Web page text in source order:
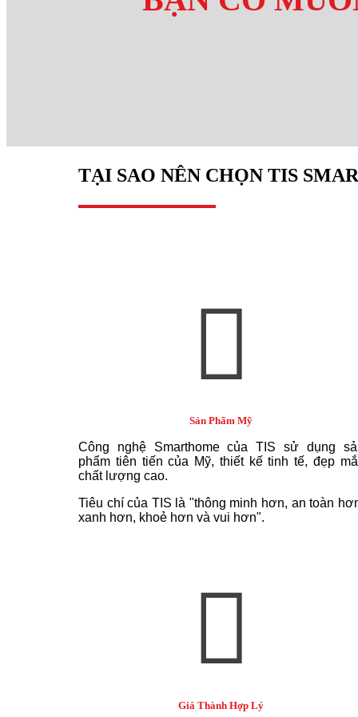
TẠI SAO NÊN CHỌN TIS
Sản Phẩm Mỹ
Công nghệ Smarthome của TIS sử dụng
phẩm tiên tiến của Mỹ, thiết kế tinh tế, đẹp
chất lượng cao.
Tiêu chí của TIS là "thông minh hơn, an toàn
xanh hơn, khoẻ hơn và vui hơn".
Giá Thành Hợp Lý